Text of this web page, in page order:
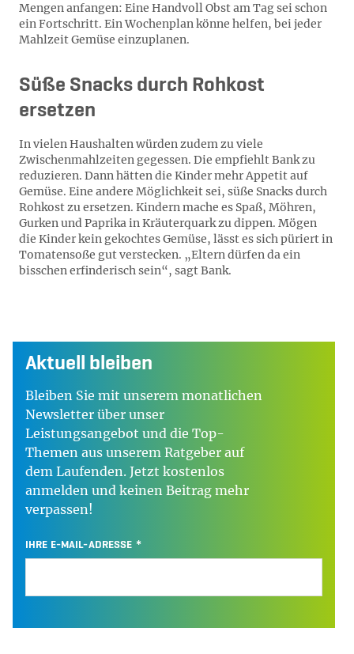
Mengen anfangen: Eine Handvoll Obst am Tag sei schon
ein Fortschritt. Ein Wochenplan könne helfen, bei jeder
Mahlzeit Gemüse einzuplanen.
Süße Snacks durch Rohkost
ersetzen
In vielen Haushalten würden zudem zu viele
Zwischenmahlzeiten gegessen. Die empfiehlt Bank zu
reduzieren. Dann hätten die Kinder mehr Appetit auf
Gemüse. Eine andere Möglichkeit sei, süße Snacks durch
Rohkost zu ersetzen. Kindern mache es Spaß, Möhren,
Gurken und Paprika in Kräuterquark zu dippen. Mögen
die Kinder kein gekochtes Gemüse, lässt es sich püriert in
Tomatensoße gut verstecken. „Eltern dürfen da ein
bisschen erfinderisch sein“, sagt Bank.
Aktuell bleiben
Bleiben Sie mit unserem monatlichen
Newsletter über unser
Leistungsangebot und die Top-
Themen aus unserem Ratgeber auf
dem Laufenden. Jetzt kostenlos
anmelden und keinen Beitrag mehr
verpassen!
IHRE E-MAIL-ADRESSE